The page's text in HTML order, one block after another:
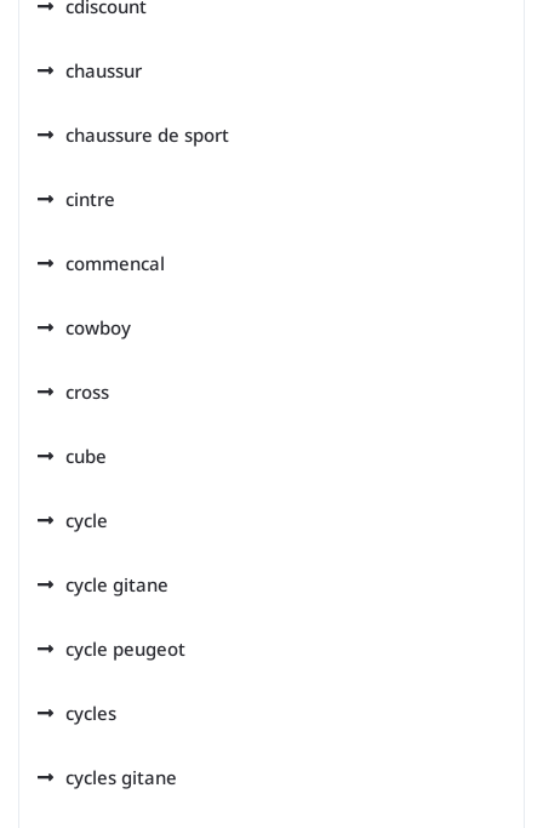
cdiscount
chaussur
chaussure de sport
cintre
commencal
cowboy
cross
cube
cycle
cycle gitane
cycle peugeot
cycles
cycles gitane